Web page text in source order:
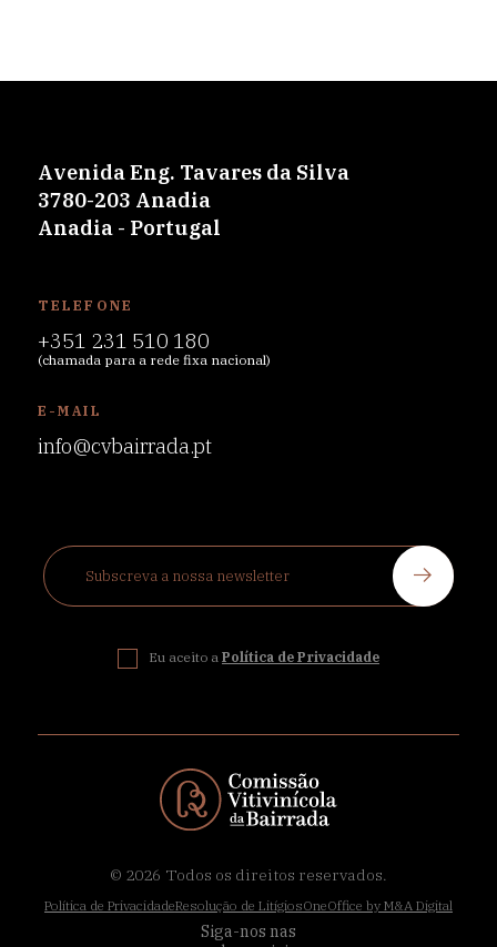
Avenida Eng. Tavares da Silva
3780-203 Anadia
Anadia - Portugal
TELEFONE
+351 231 510 180
(chamada para a rede fixa nacional)
E-MAIL
info@cvbairrada.pt
Eu aceito a Política de Privacidade
© 2026 Todos os direitos reservados.
Política de PrivacidadeResolução de LitígiosOneOffice by M&A Digital
Siga-nos nas